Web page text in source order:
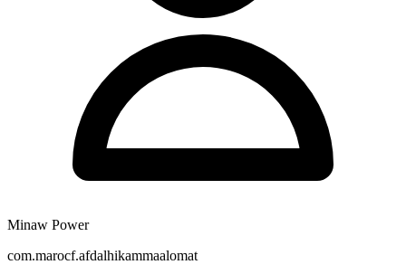
Minaw Power
com.marocf.afdalhikammaalomat